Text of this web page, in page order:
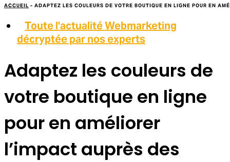
ACCUEIL - ADAPTEZ LES COULEURS DE VOTRE BOUTIQUE EN LIGNE POUR EN
Toute l'actualité Webmarketing
décryptée par nos experts
Adaptez les couleurs de
votre boutique en ligne
pour en améliorer
l’impact auprès des